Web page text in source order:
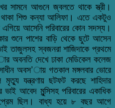
সামনে আগুনে জ্বলতে থাকে স্ত্রী।
শিশু কন্যা আলিফা। এতে একটুও
আসেনি পরিবারের কোন সদস্য।
শুনে পাশের বাড়ি থেকে ছুটে আসেন
তাজুলসহ স্বজনরা শাজিদাকে প্রথমে
অবনতি দেখে ঢাকা মেডিকেল কলেজ
অবস’ায় গতকাল মঙ্গলবার ভোরে
মৃত্যু যন্ত্রণায় ছটফট করছে শাহিদার
আবেদ মুন্সিসহ পরিবারের একাধিক
ছিল। বাধ্য হয়ে ৮ বছর আগে